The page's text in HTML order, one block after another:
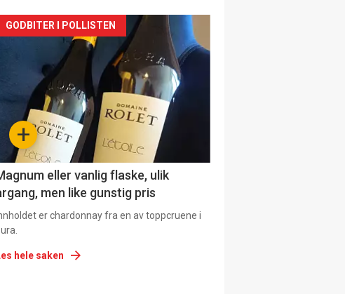
Forsiden
akkurat
nå
+
GODBITER I POLLISTEN
eller vanlig flaske, ulik
men like gunstig pris
er chardonnay fra en av toppcruene i
hele saken